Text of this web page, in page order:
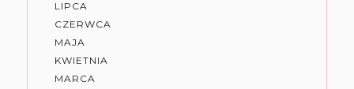
LIPCA
CZERWCA
MAJA
KWIETNIA
MARCA